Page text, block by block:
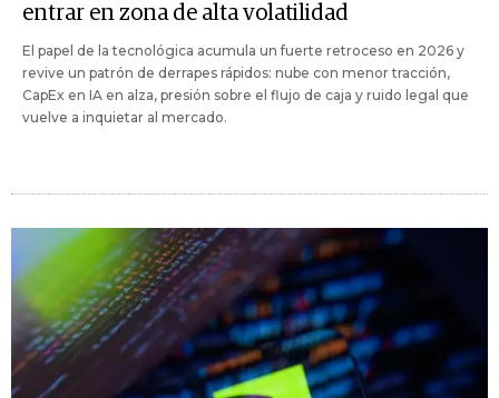
entrar en zona de alta volatilidad
El papel de la tecnológica acumula un fuerte retroceso en 2026 y
revive un patrón de derrapes rápidos: nube con menor tracción,
CapEx en IA en alza, presión sobre el flujo de caja y ruido legal que
vuelve a inquietar al mercado.